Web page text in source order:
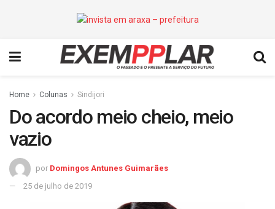
Home Colunas Sindijori
Do acordo meio cheio, meio
vazio
por Domingos Antunes Guimarães
25 de julho de 2019